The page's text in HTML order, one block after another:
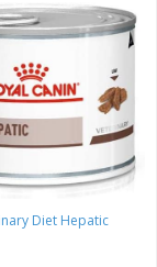
Diet Hepatic